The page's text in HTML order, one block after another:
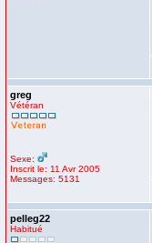
greg
Vétéran
Sexe:
Inscrit le: 11 Avr 2005
Messages: 5131
pelleg22
Habitué